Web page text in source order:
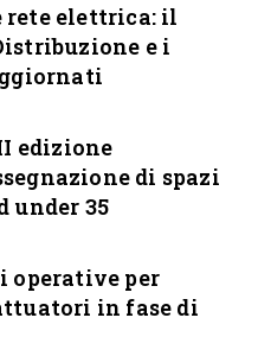
rete elettrica: il
e i
edizione
di spazi
35
operative per
in fase di